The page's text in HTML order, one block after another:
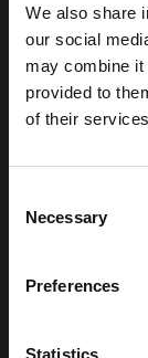
We also share
our social
may combine it
provided to
of their
Selection
Necessary
Preferences
Statistics
Naam *